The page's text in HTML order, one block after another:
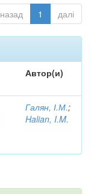
назад 1 далі
Автор(и)
Галян, І.М.;
Halian, I.M.